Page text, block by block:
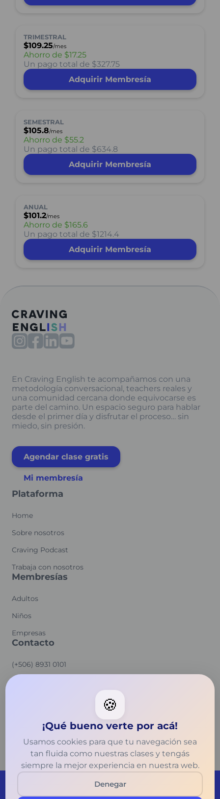
TRIMESTRAL
$109.25/mes
Ahorro de $17.25
Un pago total de $327.75
Adquirir Membresía
SEMESTRAL
$105.8/mes
Ahorro de $55.2
Un pago total de $634.8
Adquirir Membresía
ANUAL
$101.2/mes
Ahorro de $165.6
Un pago total de $1214.4
Adquirir Membresía
En Craving English te acompañamos con una
metodología conversacional, teachers reales y
una comunidad cercana donde equivocarse es
parte del camino. Un espacio seguro para hablar
desde el primer día y disfrutar el proceso… sin
miedo, sin presión.
Agendar clase gratis
Mi membresía
Plataforma
Home
Sobre nosotros
Craving Podcast
Trabaja con nosotros
Membresías
Adultos
Niños
Empresas
Contacto
(+506) 8931 0101
140 Gerona Ave, San Gabriel, CA
© 2026 Craving Education. All Rights Reserved.
🍪
¡Qué bueno verte por acá!
Usamos cookies para que tu navegación sea
tan fluida como nuestras clases y tengás
siempre la mejor experiencia en nuestra web.
Denegar